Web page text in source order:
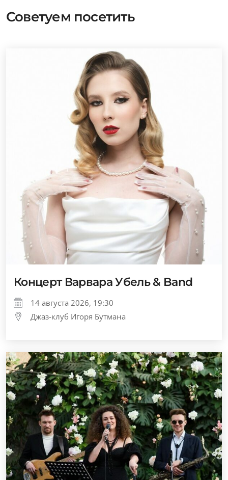
Советуем посетить
Концерт Варвара Убель & Band
14 августа 2026, 19:30
Джаз-клуб Игоря Бутмана